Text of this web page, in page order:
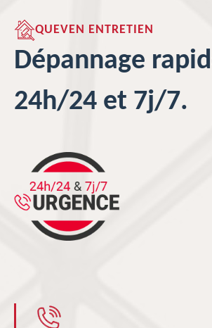
QUEVEN ENTRETIEN
Dépannage
24h/24 et 7j/7.